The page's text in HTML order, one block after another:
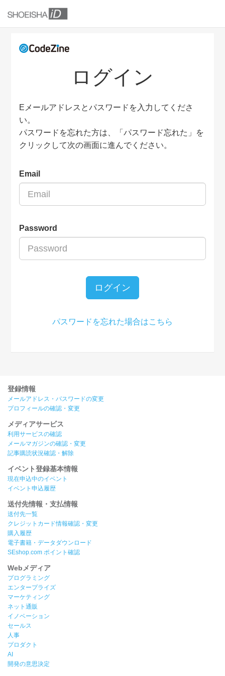
ログイン
Eメールアドレスとパスワードを入力してくださ
い。
パスワードを忘れた方は、「パスワード忘れた」を
クリックして次の画面に進んでください。
Email
Password
ログイン
パスワードを忘れた場合はこちら
登録情報
メールアドレス・パスワードの変更
プロフィールの確認・変更
メディアサービス
利用サービスの確認
メールマガジンの確認・変更
記事購読状況確認・解除
イベント登録基本情報
現在申込中のイベント
イベント申込履歴
送付先情報・支払情報
送付先一覧
クレジットカード情報確認・変更
購入履歴
電子書籍・データダウンロード
SEshop.com ポイント確認
Webメディア
プログラミング
エンタープライズ
マーケティング
ネット通販
イノベーション
セールス
人事
プロダクト
AI
開発の意思決定